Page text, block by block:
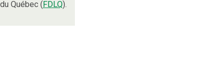
Québec (FDLQ).